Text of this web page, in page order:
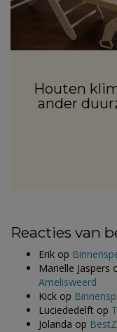
Houten
ander
Reacties van
Erik op
Marielle Jaspers
Amelisweerd
Kick op
Luciededelft op
Jolanda op